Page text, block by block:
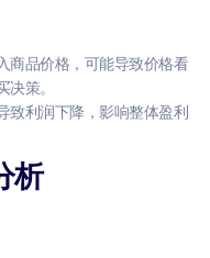
商品价格，可能导致价格看
策。
致利润下降，影响整体盈利
析